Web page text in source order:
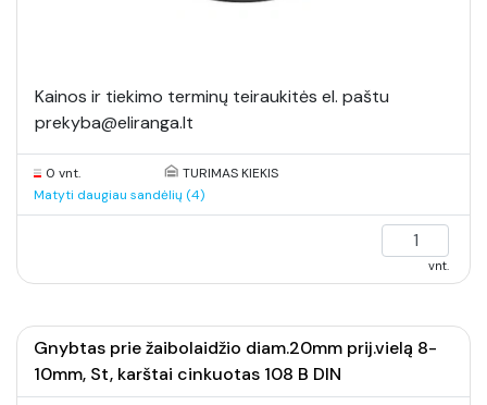
Kainos ir tiekimo terminų teiraukitės el. paštu
prekyba@eliranga.lt
0 vnt.
TURIMAS KIEKIS
Matyti daugiau sandėlių (4)
vnt.
Gnybtas prie žaibolaidžio diam.20mm prij.vielą 8-
10mm, St, karštai cinkuotas 108 B DIN